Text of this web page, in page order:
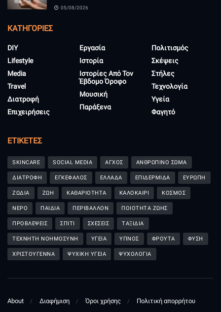
05/08/2026
KΑΤΗΓΟΡΊΕΣ
DIY
Lifestyle
Media
Travel
Διατροφή
Επιχειρήσεις
Εργασία
Ιστορία
Ιστορίες Από Τον
Έβδομο Όροφο
Μουσική
Παράξενα
Πολιτισμός
Σκέψεις
Στήλες
Τεχνολογία
Υγεία
Φαγητό
ΕΤΙΚΈΤΕΣ
SKINCARE SOCIAL MEDIA ΑΓΧΟΣ ΑΝΘΡΩΠΙΝΟ ΣΩΜΑ
ΔΙΑΤΡΟΦΗ ΕΓΚΕΦΑΛΟΣ ΕΛΛΑΔΑ ΕΠΙΔΕΡΜΙΔΑ ΕΥΡΩΠΗ
ΖΩΔΙΑ ΖΩΗ ΚΑΘΑΡΙΟΤΗΤΑ ΚΑΛΟΚΑΙΡΙ ΚΟΣΜΟΣ
ΝΕΡΟ ΠΑΙΔΙΑ ΠΕΡΙΒΑΛΛΟΝ ΠΟΙΟΤΗΤΑ ΖΩΗΣ
ΠΡΟΒΛΕΨΕΙΣ ΣΠΙΤΙ ΣΧΕΣΕΙΣ ΤΑΞΙΔΙΑ
ΤΕΧΝΗΤΗ ΝΟΗΜΟΣΥΝΗ ΥΓΕΙΑ ΥΠΝΟΣ ΦΡΟΥΤΑ ΦΥΣΗ
ΧΡΙΣΤΟΥΓΕΝΝΑ ΨΥΧΙΚΗ ΥΓΕΙΑ ΨΥΧΟΛΟΓΙΑ
About Διαφήμιση Όροι χρήσης Πολιτική απορρήτου